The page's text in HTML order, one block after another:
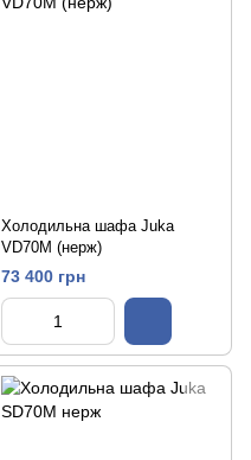
Холодильна шафа Juka
VD70М (нерж)
73 400 грн